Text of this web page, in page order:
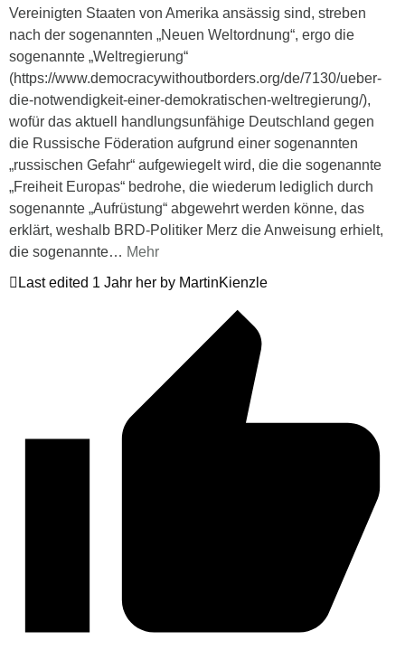
Vereinigten Staaten von Amerika ansässig sind, streben
nach der sogenannten „Neuen Weltordnung“, ergo die
sogenannte „Weltregierung“
(https://www.democracywithoutborders.org/de/7130/ueber-
die-notwendigkeit-einer-demokratischen-weltregierung/),
wofür das aktuell handlungsunfähige Deutschland gegen
die Russische Föderation aufgrund einer sogenannten
„russischen Gefahr“ aufgewiegelt wird, die die sogenannte
„Freiheit Europas“ bedrohe, die wiederum lediglich durch
sogenannte „Aufrüstung“ abgewehrt werden könne, das
erklärt, weshalb BRD-Politiker Merz die Anweisung erhielt,
die sogenannte… Mehr
Last edited 1 Jahr her by MartinKienzle